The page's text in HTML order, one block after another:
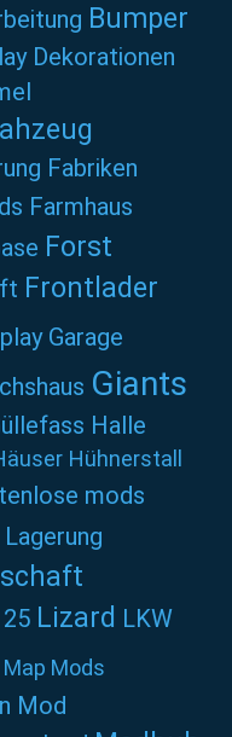
Bumper
Dekorationen
Fabriken
Farmhaus
Forst
Frontlader
Garage
Giants
Halle
Hühnerstall
mods
Lagerung
Lizard LKW
Map Mods
Mod